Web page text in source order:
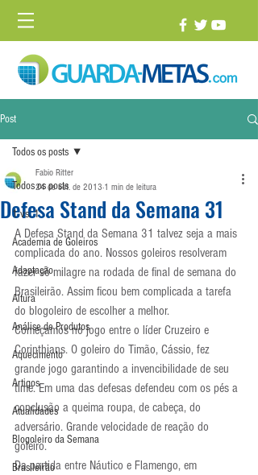
Post
Todos os posts
1 vs. 1
Academia de Goleiros
Adaptação
Altura
Análise de Produtos
Aquecimento
Artigos
Atualidades
Blogoleiro da Semana
Brasileirão
Todos os posts
Defesa Stand da Semana 31
Fabio Ritter
24 de set. de 2013 1 min de leitura
A Defesa Stand da Semana 31 talvez seja a mais
complicada do ano. Nossos goleiros resolveram
fazer só milagre na rodada de final de semana do
Brasileirão. Assim ficou bem complicada a tarefa
do blogoleiro de escolher a melhor.
Começamos no jogo entre o líder Cruzeiro e
Corinthians. O goleiro do Timão, Cássio, fez
grande jogo garantindo a invencibilidade de seu
time. Em uma das defesas defendeu com os pés a
conclusão a queima roupa, de cabeça, do
adversário. Grande velocidade de reação do
goleiro.
Da partida entre Náutico e Flamengo, em